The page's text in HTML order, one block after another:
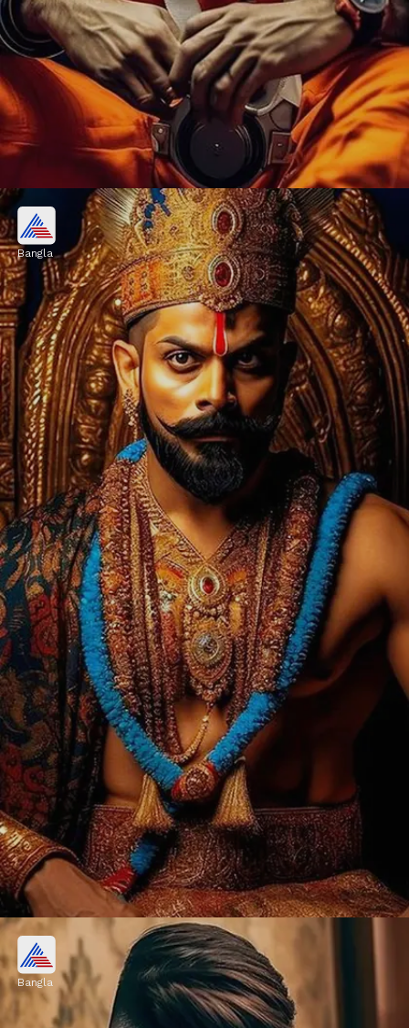
নভোশ্চর বিরাট
একটু হালকা চোয়াল। মুখ জুড়ে স্টালিস্ট দাড়ি, তার
সঙ্গে মানানসই গোঁফ। শরীর জুড়ে নভোশ্চরের পোশাক।
জি হ্যাঁ, এটাই বিরাটের নভোশ্চর লুক। যেন মহাকাশ
অভিযানে তৈরি তিনি। এটাও এআই-এর কামাল
Image credits: instagram
Bangla
রাজার বেশে বিরাট
কপাল জোড়া লাল তিলক। মাথায় মুকুট। চোখ এবং
মুখের মধ্যে এক রাজার দৃঢ়তার ছাপ। যে কেউ দেখলে
Bangla